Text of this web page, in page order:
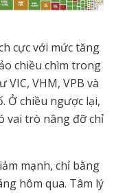
cực với mức tăng
chiều chìm trong
VIC, VHM, VPB và
Ở chiều ngược lại,
vai trò nâng đỡ chỉ
mạnh, chỉ bằng
hôm qua. Tâm lý